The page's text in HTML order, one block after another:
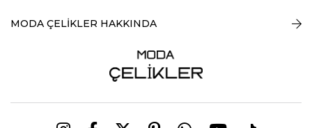
MODA ÇELİKLER HAKKINDA